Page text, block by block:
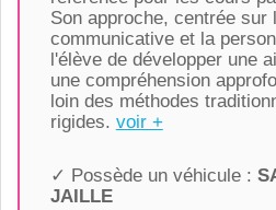
Son approche, centrée sur
communicative et la
l'élève de développer une
une compréhension
loin des méthodes
rigides. voir +
✓ Possède un véhicule :
JAILLE